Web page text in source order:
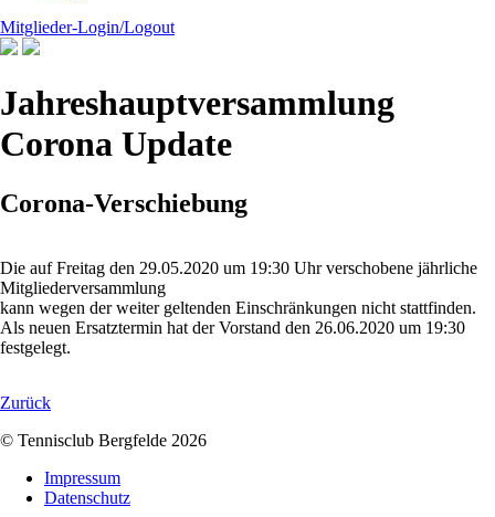
Mitglieder-Login/Logout
Jahreshauptversammlung
Corona Update
Corona-Verschiebung
Die auf Freitag den 29.05.2020 um 19:30 Uhr verschobene jährliche
Mitgliederversammlung
kann wegen der weiter geltenden Einschränkungen nicht stattfinden.
Als neuen Ersatztermin hat der Vorstand den 26.06.2020 um 19:30
festgelegt.
Zurück
© Tennisclub Bergfelde 2026
überspringen
Impressum
Datenschutz